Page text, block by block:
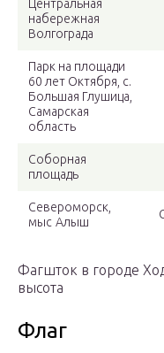
Центральная
набережная
Волгограда
Парк на площади
60 лет Октября, с.
Большая Глушица,
Самарская
область
Соборная
площадь
Североморск,
мыс Алыш
Фагшток в городе
высота
Флаг